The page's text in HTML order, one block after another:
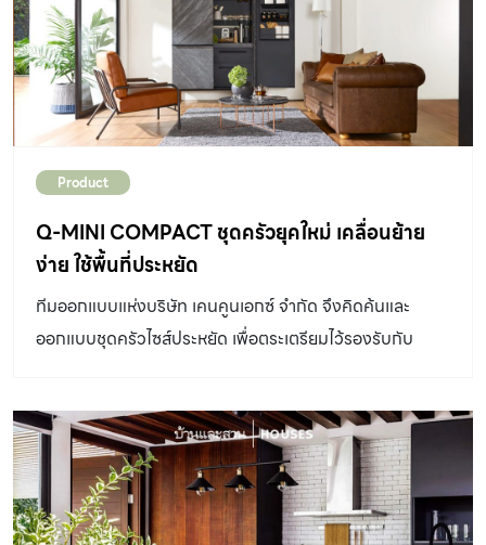
Product
Q-MINI COMPACT ชุดครัวยุคใหม่ เคลื่อนย้าย
ง่าย ใช้พื้นที่ประหยัด
ทีมออกแบบแห่งบริษัท เคนคูนเอกซ์ จำกัด จึงคิดค้นและ
ออกแบบชุดครัวไซส์ประหยัด เพื่อตระเตรียมไว้รองรับกับ
ต้องการที่อาจไม่มีวันจบสิ้นของผู้อาศัยที่มองหาฟังก์ชันตอบ
โจทย์การใช้ชีวิต นั่นจึงเป็นจุดเริ่มต้นและที่มาของ Q-mini
compact เฟอร์นิเจอร์ครัวเคลื่อนที่ง่าย ติดตั้งสะดวก ใช้
พื้นที่น้อย และมีราคาที่จับต้องได้